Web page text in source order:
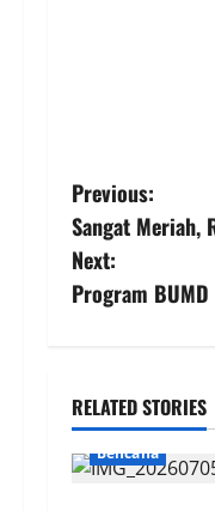
P
o
s
n
a
Previous:
Sangat Meriah,
Next:
Program
RELATED STORIES
Bencana